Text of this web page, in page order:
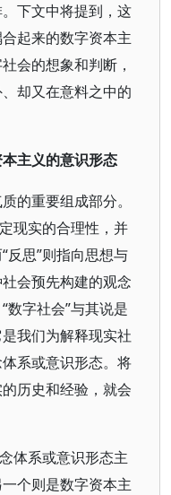
下文中将提到，这
起来的数字资本主
会的想象和判断，
却又在意料之中的
主义的意识形态
的重要组成部分。
现实的合理性，并
反思”则指向思想与
会预先构建的观念
数字社会”与其说是
我们为解释现实社
系或意识形态。将
历史和经验，就会
体系或意识形态主
个则是数字资本主